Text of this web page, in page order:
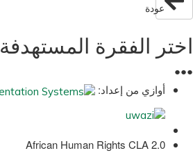
عودة
اختر الفقرة المستهدفة
●
●
●
أوازي من إعداد:
African Human Rights CLA 2.0